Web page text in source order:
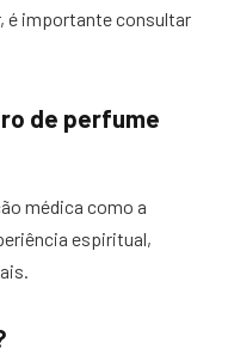
é importante consultar
de perfume
médica como a
espiritual,